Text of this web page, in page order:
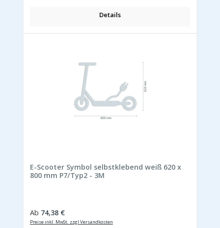
Details
E-Scooter Symbol selbstklebend weiß 620 x
800 mm P7/Typ2 - 3M
Regulärer Preis:
Ab 74,38 €
Preise inkl. MwSt. zzgl Versandkosten